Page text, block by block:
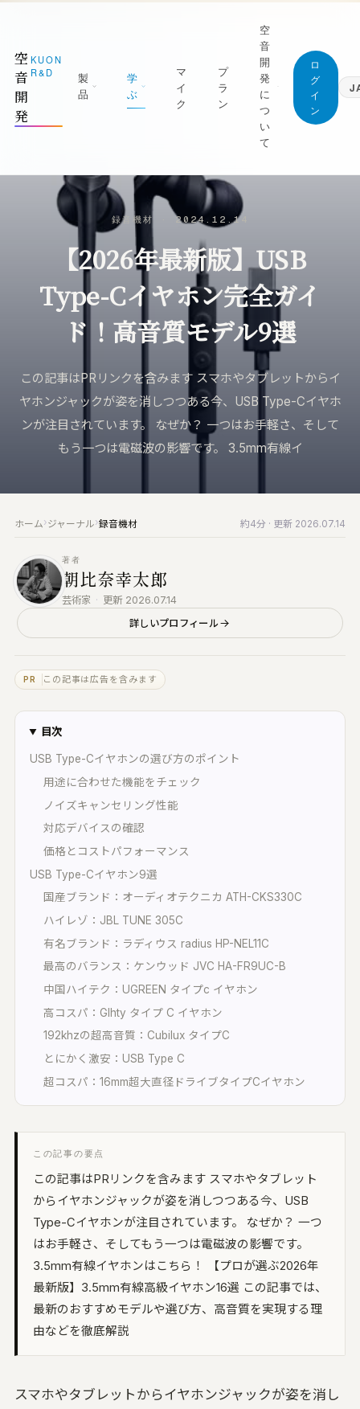
空
音
開
発
KUON
R&D
製
品
を知る｜ROOM CAPTURE・KUON
・KUON FIELD
日を捉える｜P-86S・KUON DAW・
DAR・LESSON RECORDER
整える
の一本にする｜MONTAGE・
・ANALYZER・INTONATION
へ届ける｜Vault・DDP PLAYER・
ての製品
NOTE
ンドマップ
DAW
ウザ DAW｜録音・編集・ミックス
し
DAR 3D
オーディオ｜配置・動きを記録・5.1〜
・ADM/BW64
SPATIAL
整合｜スポットを整え、立体音響で書き出
キャプチャー
ムトーン実測｜環境に最適化して自動整音
STAGE
設計シミュレーター｜無指向 A/B・残響・
FIELD
キング一致率｜2D/3D で音場を予測
ANALYZER
ディオアナライザー｜LUFS・スペクトラ
MONTAGE
シックのテイク編集｜いちばん良い部分を
PIANO
ノ調律｜ブラウザで精密チューニング
TEAM
葉方式のチーム編集｜3 人と録音を編集
ルック
LUT 33 本｜ブラウザで適用・DaVinci 用
学
ぶ
空音開発が持っている知識は、すべてここに。
無料です
最新の記事
新着と、書き直した記事を新しい順に
マイクの立て方と楽器別の録り方
部屋と音響
残響・反射・測定・ルームアコースティック
録音機材
マイク・レコーダー・インターフェース
仕上げ
編集・マスタリング・DAW・自動化
楽典・和声・楽器・演奏・音楽史
音響工学
KUON AI
読んでも分からないことは、聞いてください。
音楽は生成しません
KUON NOTE
マインドマップ
マ
イ
ク
プ
ラ
ン
空
音
開
発
に
つ
い
て
マニフェスト
創業者
世界初の技術
ブラウザだけで完結することを、世界で初め
実現した技術
KUON の仕組み
ブラウザで完結する設計と、データの扱い
みなさんの声
バグ報告・改善案 (ログイン不要)
ご質問・ご相談はこちらから
ロ
グ
イ
ン
日本語
録音機材 2024.12.14
【2026年最新版】USB
Type-Cイヤホン完全ガイ
ド！高音質モデル9選
この記事はPRリンクを含みます スマホやタブレットからイ
ヤホンジャックが姿を消しつつある今、USB Type-Cイヤホ
ンが注目されています。 なぜか？ 一つはお手軽さ、そして
もう一つは電磁波の影響です。 3.5mm有線イ
ホーム›ジャーナル›録音機材 約4分 · 更新 2026.07.14
著者
朝比奈幸太郎
芸術家 · 更新 2026.07.14
詳しいプロフィール
PR この記事は広告を含みます
目次
USB Type-Cイヤホンの選び方のポイント
用途に合わせた機能をチェック
ノイズキャンセリング性能
対応デバイスの確認
価格とコストパフォーマンス
USB Type-Cイヤホン9選
国産ブランド：オーディオテクニカ ATH-CKS330C
ハイレゾ：JBL TUNE 305C
有名ブランド：ラディウス radius HP-NEL11C
最高のバランス：ケンウッド JVC HA-FR9UC-B
中国ハイテク：UGREEN タイプc イヤホン
高コスパ：Glhty タイプ C イヤホン
192khzの超高音質：Cubilux タイプC
とにかく激安：USB Type C
超コスパ：16mm超大直径ドライブタイプCイヤホン
この記事の要点
この記事はPRリンクを含みます スマホやタブレット
からイヤホンジャックが姿を消しつつある今、USB
Type-Cイヤホンが注目されています。 なぜか？ 一つ
はお手軽さ、そしてもう一つは電磁波の影響です。
3.5mm有線イヤホンはこちら！ 【プロが選ぶ2026年
最新版】3.5mm有線高級イヤホン16選 この記事では、
最新のおすすめモデルや選び方、高音質を実現する理
由などを徹底解説
スマホやタブレットからイヤホンジャックが姿を消し